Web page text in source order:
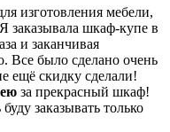
изготовления мебели,
заказывала шкаф-купе в
и заканчивая
Все было сделано очень
ещё скидку сделали!
за прекрасный шкаф!
заказывать только